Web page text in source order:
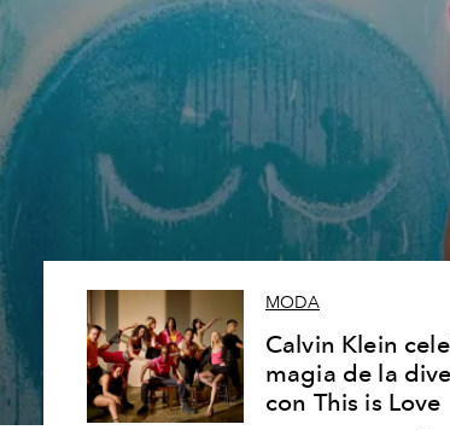
MODA
Calvin Klein
magia de la
con This is Love